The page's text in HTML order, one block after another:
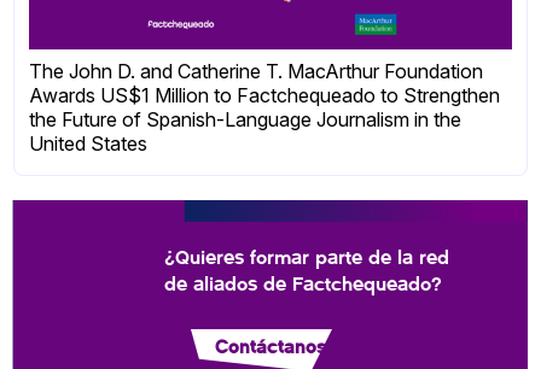
The John D. and Catherine T. MacArthur Foundation
Awards US$1 Million to Factchequeado to Strengthen
the Future of Spanish-Language Journalism in the
United States
¿Quieres formar parte de la red
de aliados de Factchequeado?
Contáctanos